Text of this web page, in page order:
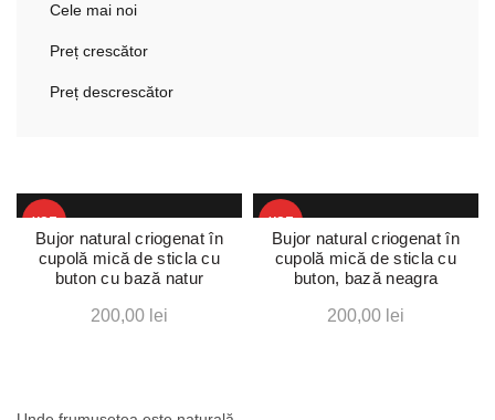
Cele mai noi
Preț crescător
Preț descrescător
HOT
Bujor natural criogenat în
cupolă mică de sticla cu
buton cu bază natur
200,00 lei
HOT
Bujor natural criogenat în
cupolă mică de sticla cu
buton, bază neagra
200,00 lei